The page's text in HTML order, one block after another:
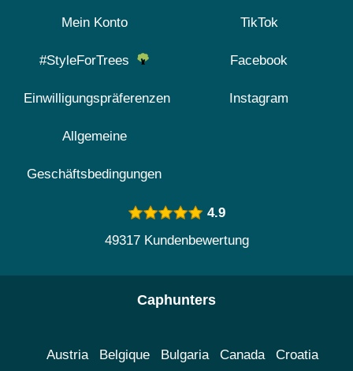
Mein Konto
#StyleForTrees
Einwilligungspräferenzen
Allgemeine
Geschäftsbedingungen
TikTok
Facebook
Instagram
4.9
49317 Kundenbewertung
Caphunters
Austria Belgique Bulgaria Canada Croatia